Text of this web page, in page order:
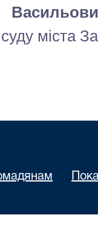
міста